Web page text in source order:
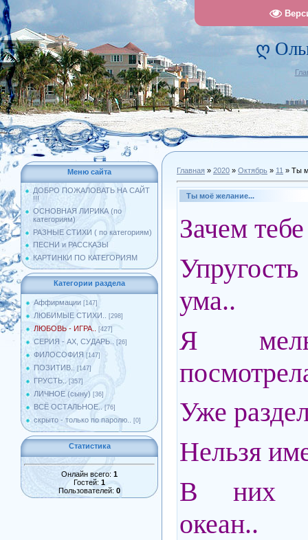
ღ
Меню сайта
ДОБРО ПОЖАЛОВАТЬ НА САЙТ
!!!
ОСНОВНАЯ ЛИРИКА (по
категориям)
РАЗНЫЕ СТИХИ ( по категориям)
ПЕСНИ и РАССКАЗЫ
КАРТИНКИ ПО КАТЕГОРИЯМ
Категории раздела
Аффирмации [147]
ЛЮБИМЫЕ СТИХИ.. [298]
ЛЮБОВЬ - ИГРА.. [427]
СЕРИЯ - АХ, СУДАРЬ.. [26]
ФИЛОСОФИЯ [147]
ПОЗИТИВ.. [147]
ГРУСТЬ.. [357]
ЛИЧНОЕ (сыну) [36]
ВСЁ ОСТАЛЬНОЕ.. [76]
скрыто - только по паролю.. [0]
Статистика
Онлайн всего: 1
Гостей: 1
Пользователей: 0
Главная » 2020 » Октябрь » 11 » Ты
Ты моё желание...
Зачем
ума..
Я
Уже
Нельзя
В них
океан..